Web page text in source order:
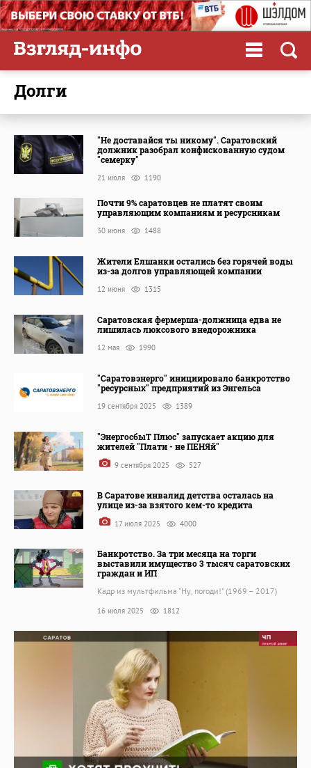
долги
"Не доставайся ты никому". Саратовский
должник разобрал конфискованную судом
"семерку"
21 июля 1190
Почти 9% саратовцев не платят своим
управляющим компаниям и ресурсникам
30 июня 1488
Жители Елшанки остались без горячей воды
из-за долгов управляющей компании
12 июня 1315
Саратовская фермерша-должница едва не
лишилась люксового внедорожника
12 мая 1990
"Саратовэнерго" инициировало банкротство
"ресурсных" предприятий из Энгельса
19 сентября 2025 1389
"ЭнергосбыТ Плюс" запускает акцию для
жителей "Плати - не ПЕНЯй"
9 сентября 2025 527
В Саратове инвалид детства осталась на
улице из-за взятого кем-то кредита
17 июля 2025 4000
Банкротство. За три месяца на торги
выставили имущество 3 тысяч саратовских
граждан и ИП
Кадр из мультфильма "Ну, погоди!" (1969 – 2017)
16 июля 2025 1812